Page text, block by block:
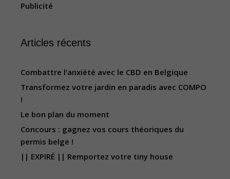
Publicité
Articles récents
Combattre l’anxiété avec le CBD en Belgique
Transformez votre jardin en paradis avec COMPO
!
Le bon plan du moment
Concours : gagnez vos cours théoriques du
permis belge !
|| EXPIRÉ || Remportez votre tiny house